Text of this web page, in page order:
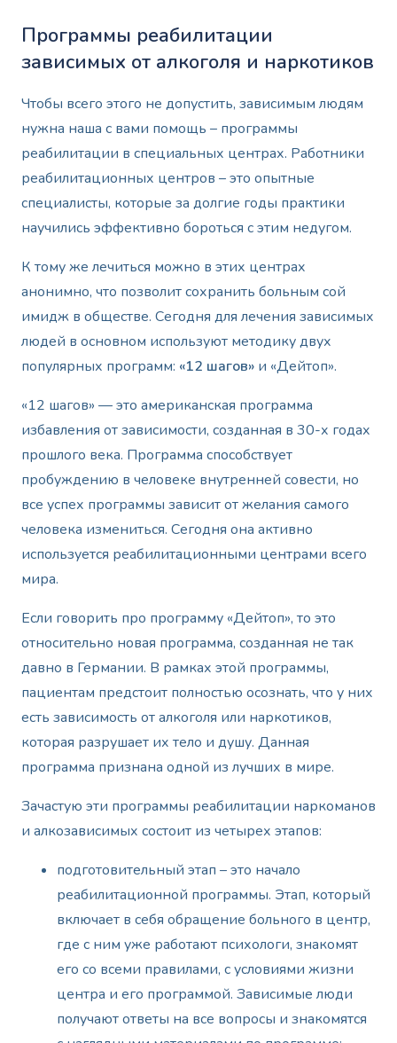
Программы реабилитации
зависимых от алкоголя и наркотиков
Чтобы всего этого не допустить, зависимым людям
нужна наша с вами помощь – программы
реабилитации в специальных центрах. Работники
реабилитационных центров – это опытные
специалисты, которые за долгие годы практики
научились эффективно бороться с этим недугом.
К тому же лечиться можно в этих центрах
анонимно, что позволит сохранить больным сой
имидж в обществе. Сегодня для лечения зависимых
людей в основном используют методику двух
популярных программ: «12 шагов» и «Дейтоп».
«12 шагов» — это американская программа
избавления от зависимости, созданная в 30-х годах
прошлого века. Программа способствует
пробуждению в человеке внутренней совести, но
все успех программы зависит от желания самого
человека измениться. Сегодня она активно
используется реабилитационными центрами всего
мира.
Если говорить про программу «Дейтоп», то это
относительно новая программа, созданная не так
давно в Германии. В рамках этой программы,
пациентам предстоит полностью осознать, что у них
есть зависимость от алкоголя или наркотиков,
которая разрушает их тело и душу. Данная
программа признана одной из лучших в мире.
Зачастую эти программы реабилитации наркоманов
и алкозависимых состоит из четырех этапов:
подготовительный этап – это начало
реабилитационной программы. Этап, который
включает в себя обращение больного в центр,
где с ним уже работают психологи, знакомят
его со всеми правилами, с условиями жизни
центра и его программой. Зависимые люди
получают ответы на все вопросы и знакомятся